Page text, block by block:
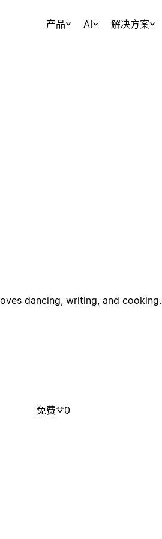
产品 AI 解决方案
dancing, writing, and cooking.
免费 0